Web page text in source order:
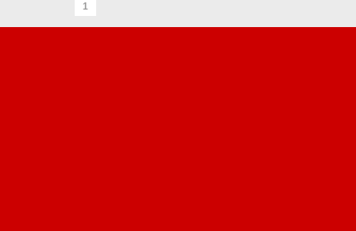
1